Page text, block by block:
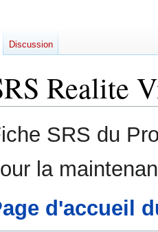
Realite
SRS du
la
d'accueil
Discussion